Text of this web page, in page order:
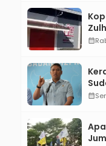
calendar_month
calendar_month